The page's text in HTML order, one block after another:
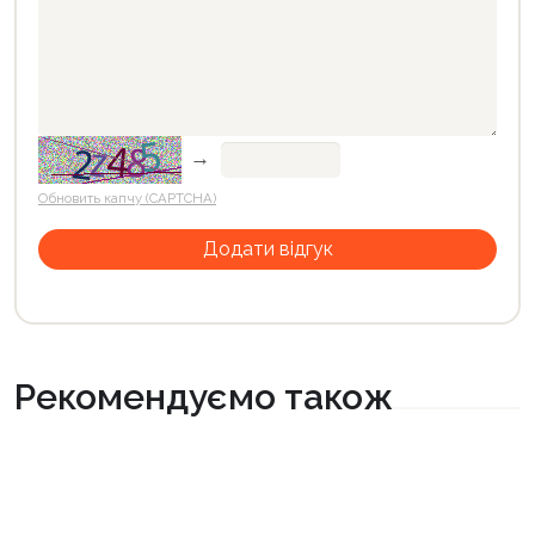
→
Обновить капчу (CAPTCHA)
Рекомендуємо також